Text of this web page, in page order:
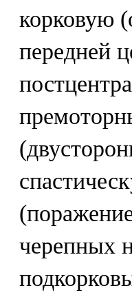
корковую
передней
черепных